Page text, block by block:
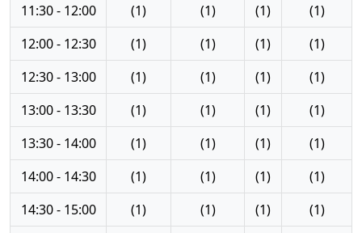
11:30 - 12:00
(1) (1) (1)
(1)
12:00 - 12:30
(1) (1) (1)
(1)
12:30 - 13:00
(1) (1) (1)
(1)
13:00 - 13:30
(1) (1) (1)
(1)
13:30 - 14:00
(1) (1) (1)
(1)
14:00 - 14:30
(1) (1) (1)
(1)
14:30 - 15:00
(1) (1) (1)
(1)